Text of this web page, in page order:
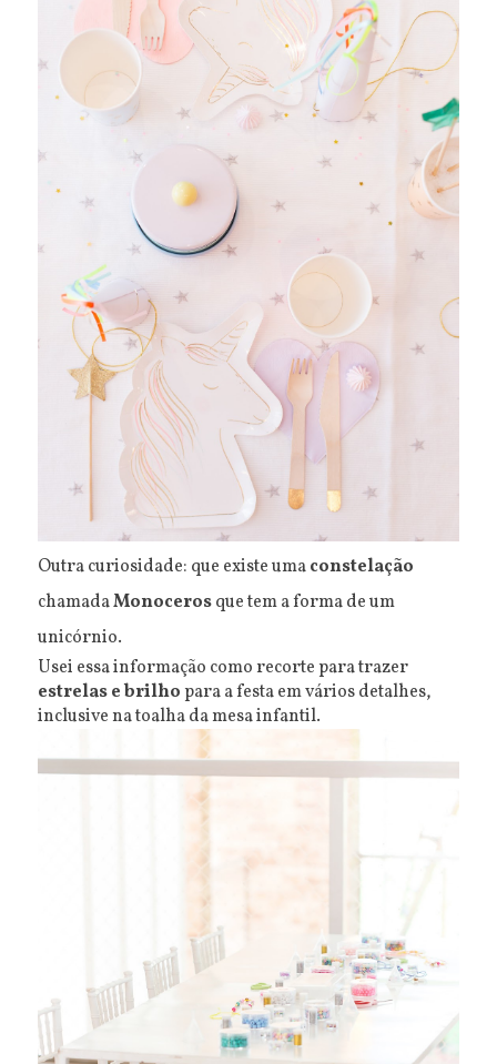
Outra curiosidade: que existe umaconstelação
chamadaMonocerosque tem a forma de um
unicórnio.
Usei essa informação como recorte para trazer
estrelas e brilhopara a festa em vários detalhes,
inclusive na toalha da mesa infantil.